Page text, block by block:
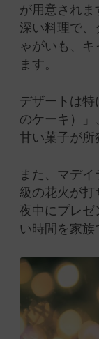
が用意され
深い料理で、
ゃがいも、
ます。
デザートは特
のケーキ）
甘い菓子が所
また、マデ
級の花火が打
夜中にプレゼ
い時間を家族